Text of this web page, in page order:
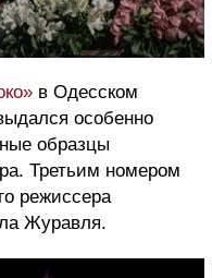
в Одесском
особенно
образцы
Третьим номером
режиссера
Журавля.